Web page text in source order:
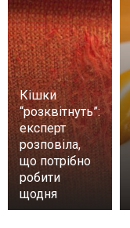
Кішки
“розквітнуть”:
експерт
розповіла,
що потрібно
робити
щодня